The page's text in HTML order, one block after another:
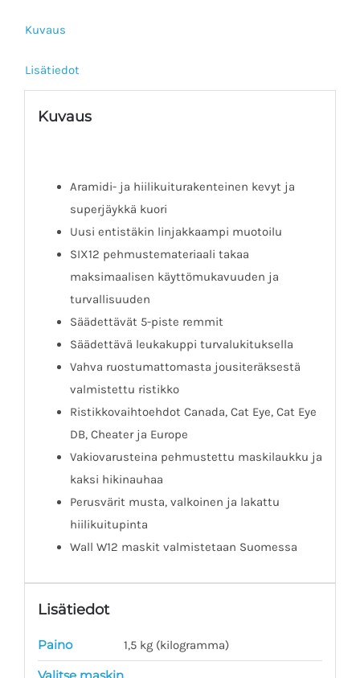
Kuvaus
Lisätiedot
Kuvaus
Aramidi- ja hiilikuiturakenteinen kevyt ja
superjäykkä kuori
Uusi entistäkin linjakkaampi muotoilu
SIX12 pehmustemateriaali takaa
maksimaalisen käyttömukavuuden ja
turvallisuuden
Säädettävät 5-piste remmit
Säädettävä leukakuppi turvalukituksella
Vahva ruostumattomasta jousiteräksestä
valmistettu ristikko
Ristikkovaihtoehdot Canada, Cat Eye, Cat Eye
DB, Cheater ja Europe
Vakiovarusteina pehmustettu maskilaukku ja
kaksi hikinauhaa
Perusvärit musta, valkoinen ja lakattu
hiilikuitupinta
Wall W12 maskit valmistetaan Suomessa
Lisätiedot
Paino 1,5 kg (kilogramma)